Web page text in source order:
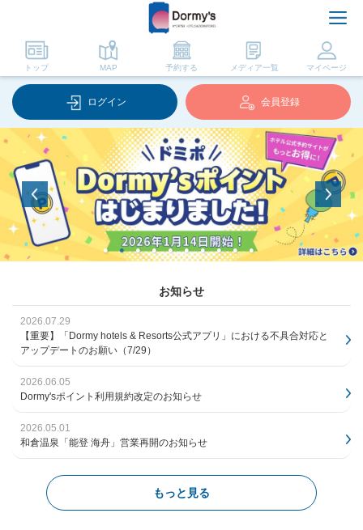
トップ MAP 予約する メディア一覧 マイページ
ログイン 会員登録
お知らせ
2026.07.29
【重要】「Dormy hotels & Resorts公式アプリ」における不具合対応と
アップデートのお願い（7/29）
2026.06.05
Dormy'sポイント利用規約改定のお知らせ
2026.05.01
和倉温泉「能登 海舟」営業再開のお知らせ
もっと見る